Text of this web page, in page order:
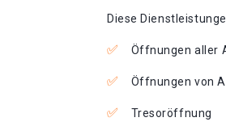
Diese
Öffnungen aller
Öffnungen von
Tresoröffnung